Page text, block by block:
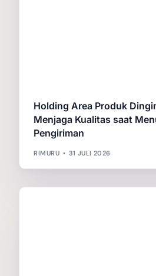
Holding Area Produk
Menjaga Kualitas saat
Pengiriman
RIMURU 31 JULI 2026